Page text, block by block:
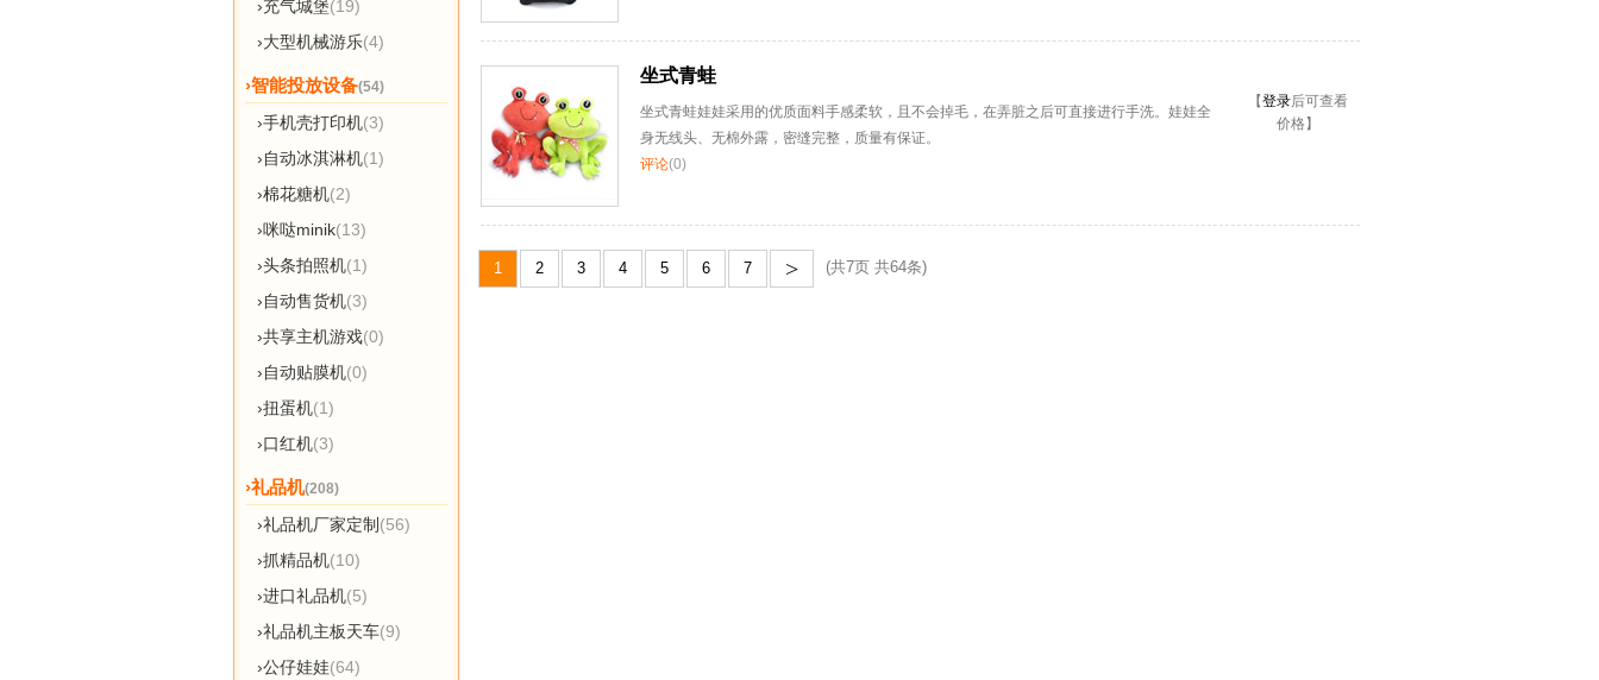
›充气城堡(19)
›大型机械游乐(4)
›智能投放设备(54)
›手机壳打印机(3)
›自动冰淇淋机(1)
›棉花糖机(2)
›咪哒minik(13)
›头条拍照机(1)
›自动售货机(3)
›共享主机游戏(0)
›自动贴膜机(0)
›扭蛋机(1)
›口红机(3)
›礼品机(208)
›礼品机厂家定制 (56)
›抓精品机(10)
›进口礼品机(5)
›礼品机主板天车(9)
›公仔娃娃(64)
坐式青蛙
坐式青蛙娃娃采用的优质面料手感柔软，且不会掉毛，在弄脏之后可直接进行手洗。娃娃全
身无线头、无棉外露，密缝完整，质量有保证。
评论(0)
【登录后可查看
价格】
1 2 3 4 5 6 7 > (共7页 共64条)